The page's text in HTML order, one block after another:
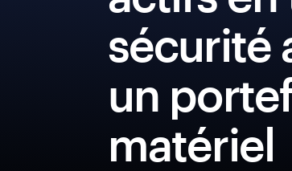
sécurité
un
matériel